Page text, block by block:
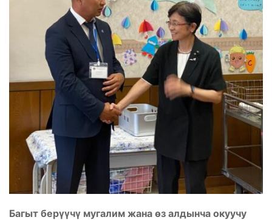
Багыт берүүчү мугалим жана өз алдынча окуучу